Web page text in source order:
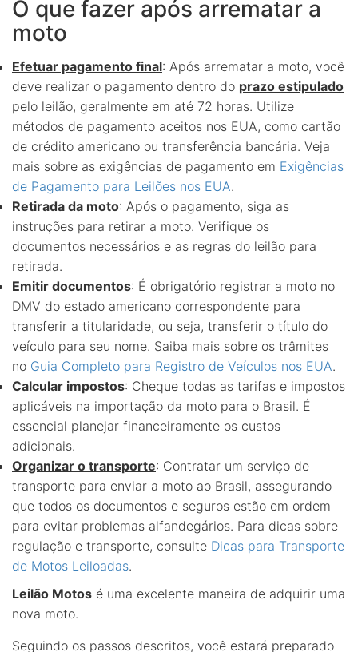
O que fazer após arrematar a
moto
Efetuar pagamento final: Após arrematar a moto, você
deve realizar o pagamento dentro do prazo estipulado
pelo leilão, geralmente em até 72 horas. Utilize
métodos de pagamento aceitos nos EUA, como cartão
de crédito americano ou transferência bancária. Veja
mais sobre as exigências de pagamento em Exigências
de Pagamento para Leilões nos EUA.
Retirada da moto: Após o pagamento, siga as
instruções para retirar a moto. Verifique os
documentos necessários e as regras do leilão para
retirada.
Emitir documentos: É obrigatório registrar a moto no
DMV do estado americano correspondente para
transferir a titularidade, ou seja, transferir o título do
veículo para seu nome. Saiba mais sobre os trâmites
no Guia Completo para Registro de Veículos nos EUA.
Calcular impostos: Cheque todas as tarifas e impostos
aplicáveis na importação da moto para o Brasil. É
essencial planejar financeiramente os custos
adicionais.
Organizar o transporte: Contratar um serviço de
transporte para enviar a moto ao Brasil, assegurando
que todos os documentos e seguros estão em ordem
para evitar problemas alfandegários. Para dicas sobre
regulação e transporte, consulte Dicas para Transporte
de Motos Leiloadas.
Leilão Motos é uma excelente maneira de adquirir uma
nova moto.
Seguindo os passos descritos, você estará preparado